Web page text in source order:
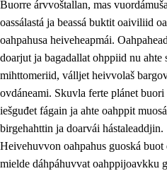
Buorre árvvoštallan, mas
oassálastá ja beassá buktit oaiviliid
oahpahusa heiveheapmái.
doarjut ja bagadallat ohppiid nu ahte
mihttomeriid, válljet heivvolaš
ovdáneami. Skuvla ferte plánet
iešguđet fágain ja ahte oahppit
birgehahttin ja doarvái hástaleaddjin.
Heivehuvvon oahpahus guoská
mielde dáhpáhuvvat oahppijoavkku